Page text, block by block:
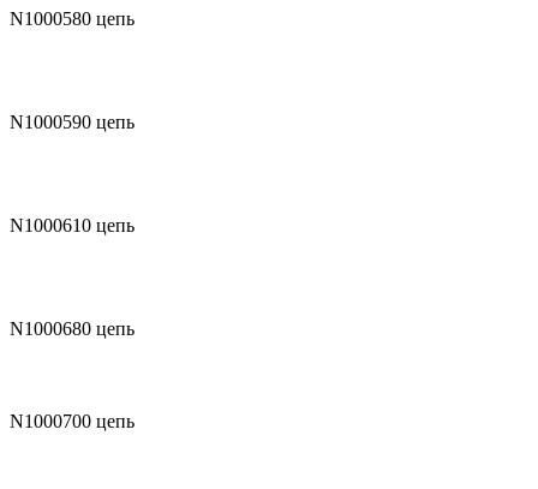
N1000580 цепь
N1000590 цепь
N1000610 цепь
N1000680 цепь
N1000700 цепь